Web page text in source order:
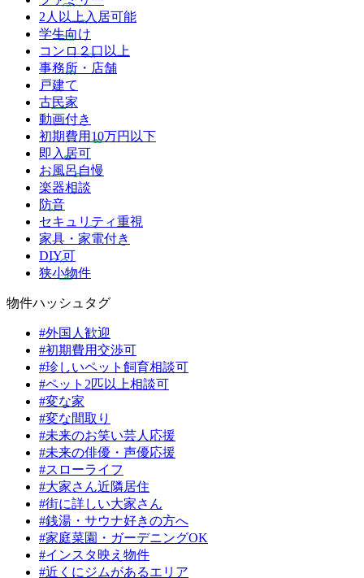
2人以上入居可能
学生向け
コンロ２口以上
事務所・店舗
戸建て
古民家
動画付き
初期費用10万円以下
即入居可
お風呂自慢
楽器相談
防音
セキュリティ重視
家具・家電付き
DIY可
狭小物件
物件ハッシュタグ
#外国人歓迎
#初期費用交渉可
#珍しいペット飼育相談可
#ペット2匹以上相談可
#変な家
#変な間取り
#未来のお笑い芸人応援
#未来の俳優・声優応援
#スローライフ
#大家さん近隣居住
#街に詳しい大家さん
#銭湯・サウナ好きの方へ
#家庭菜園・ガーデニングOK
#インスタ映え物件
#近くにジムがあるエリア